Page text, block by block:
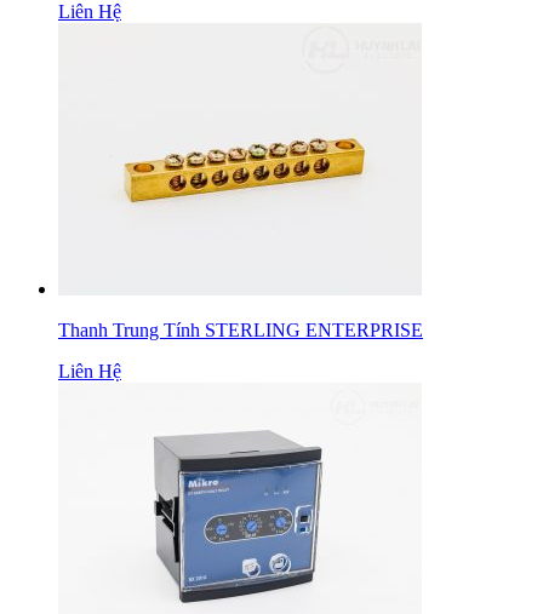
Liên Hệ
Thanh Trung Tính STERLING ENTERPRISE
Liên Hệ